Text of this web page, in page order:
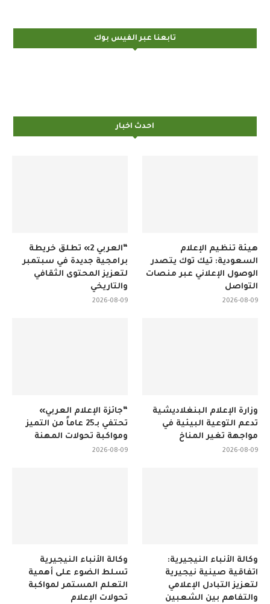
تابعنا عبر الفيس بوك
احدث اخبار
“العربي 2» تطلق خريطة
برامجية جديدة في سبتمبر
لتعزيز المحتوى الثقافي
والتاريخي
2026-08-09
هيئة تنظيم الإعلام
السعودية: تيك توك يتصدر
الوصول الإعلاني عبر منصات
التواصل
2026-08-09
“جائزة الإعلام العربي»
تحتفي بـ25 عاماً من التميز
ومواكبة تحولات المهنة
2026-08-09
وزارة الإعلام البنغلاديشية
تدعم التوعية البيئية في
مواجهة تغير المناخ
2026-08-09
وكالة الأنباء النيجيرية
تسلط الضوء على أهمية
التعلم المستمر لمواكبة
تحولات الإعلام
وكالة الأنباء النيجيرية:
اتفاقية صينية نيجيرية
لتعزيز التبادل الإعلامي
والتفاهم بين الشعبين